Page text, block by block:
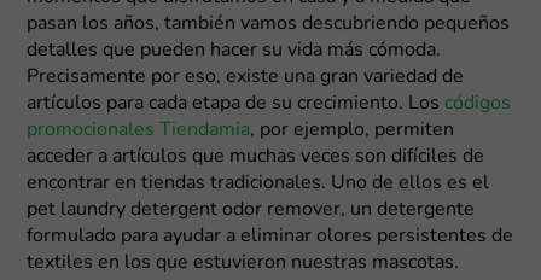
pasan los años, también vamos descubriendo pequeños
detalles que pueden hacer su vida más cómoda.
Precisamente por eso, existe una gran variedad de
artículos para cada etapa de su crecimiento. Los códigos
promocionales Tiendamia, por ejemplo, permiten
acceder a artículos que muchas veces son difíciles de
encontrar en tiendas tradicionales. Uno de ellos es el
pet laundry detergent odor remover, un detergente
formulado para ayudar a eliminar olores persistentes de
textiles en los que estuvieron nuestras mascotas.